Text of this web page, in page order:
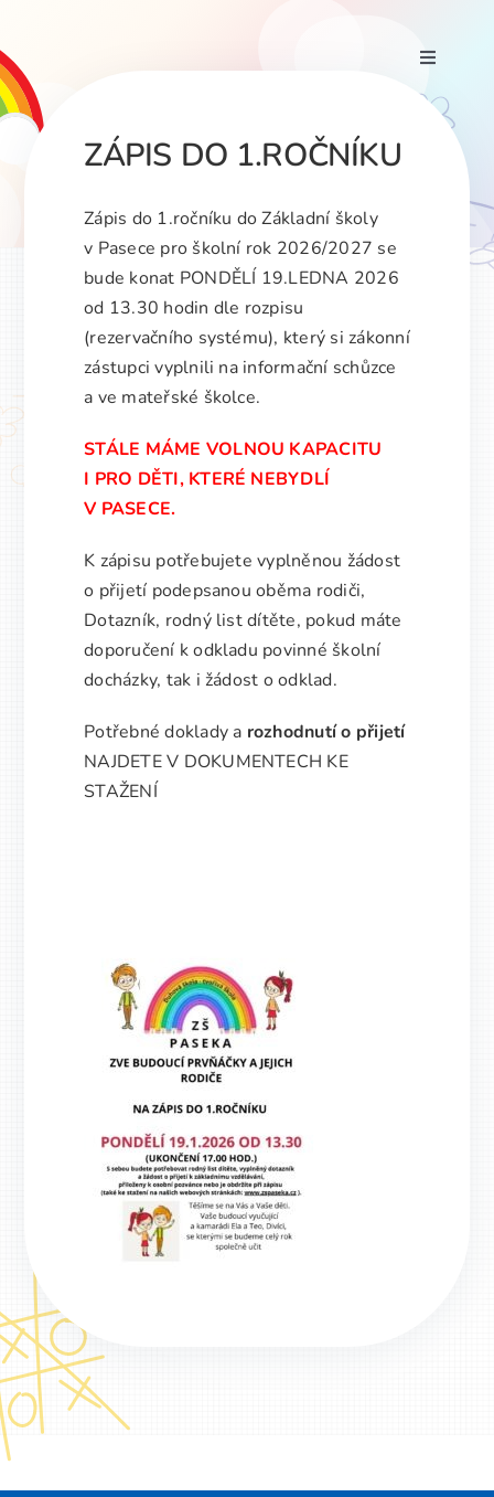
obsah
Toggle
Duhové zprávičky
Organizace školního roku
Naše škola
Dokumenty
Historie školy
Kontakty
ZÁPIS DO 1.ROČNÍKU
Zápis do 1.ročníku do Základní školy
v Pasece pro školní rok 2026/2027 se
bude konat PONDĚLÍ 19.LEDNA 2026
od 13.30 hodin dle rozpisu
(rezervačního systému), který si zákonní
zástupci vyplnili na informační schůzce
a ve mateřské školce.
STÁLE MÁME VOLNOU KAPACITU
I PRO DĚTI, KTERÉ NEBYDLÍ
V PASECE.
K zápisu potřebujete vyplněnou žádost
o přijetí podepsanou oběma rodiči,
Dotazník, rodný list dítěte, pokud máte
doporučení k odkladu povinné školní
docházky, tak i žádost o odklad.
Potřebné doklady a rozhodnutí o přijetí
NAJDETE V DOKUMENTECH KE
STAŽENÍ